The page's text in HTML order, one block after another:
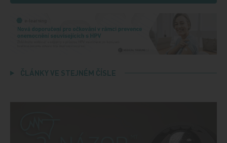
ČLÁNKY VE STEJNÉM ČÍSLE